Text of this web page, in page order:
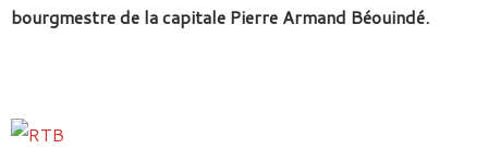
bourgmestre de la capitale Pierre Armand Béouindé.